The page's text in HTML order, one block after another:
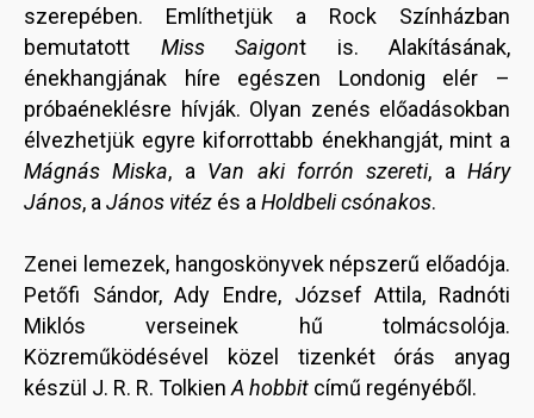
szerepében. Említhetjük a Rock Színházban
bemutatott Miss Saigont is. Alakításának,
énekhangjának híre egészen Londonig elér –
próbaéneklésre hívják. Olyan zenés előadásokban
élvezhetjük egyre kiforrottabb énekhangját, mint a
Mágnás Miska, a Van aki forrón szereti, a Háry
János, aJános vitéz és aHoldbeli csónakos.
Zenei lemezek, hangoskönyvek népszerű előadója.
Petőfi Sándor, Ady Endre, József Attila, Radnóti
Miklós verseinek hű tolmácsolója.
Közreműködésével közel tizenkét órás anyag
készül J. R. R. TolkienA hobbit című regényéből.